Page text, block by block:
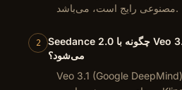
مصنوعی رایج است، می‌باشد.
2
Seedance 2.0 چگونه با Veo 3.1 یا Kling 3.0 مقایسه
می‌شود؟
Veo 3.1 (Google DeepMind) در واقع‌گرایی سینمایی و